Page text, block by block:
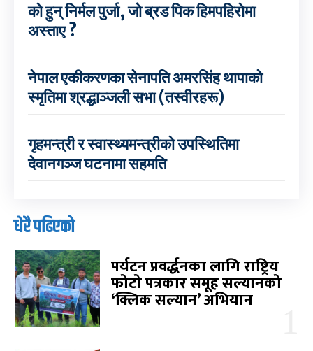
को हुन् निर्मल पुर्जा, जो ब्रड पिक हिमपहिरोमा
अस्ताए ?
नेपाल एकीकरणका सेनापति अमरसिंह थापाको
स्मृतिमा श्रद्धाञ्जली सभा (तस्वीरहरू)
गृहमन्त्री र स्वास्थ्यमन्त्रीको उपस्थितिमा
देवानगञ्ज घटनामा सहमति
धेरै पढिएको
पर्यटन प्रवर्द्धनका लागि राष्ट्रिय
फोटो पत्रकार समूह सल्यानको
‘क्लिक सल्यान’ अभियान